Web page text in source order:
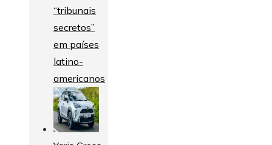
“tribunais
secretos”
em países
latino-
americanos